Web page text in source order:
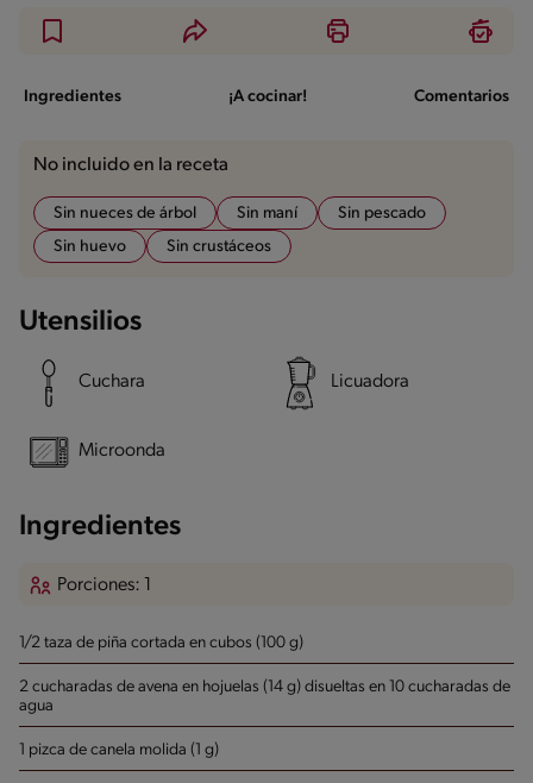
Ingredientes ¡A cocinar! Comentarios
No incluido en la receta
Sin nueces de árbol Sin maní
Sin pescado
Sin huevo
Sin crustáceos
Utensilios
Cuchara Licuadora
Microonda
Ingredientes
Porciones: 1
1/2 taza de piña cortada en cubos (100 g)
2 cucharadas de avena en hojuelas (14 g) disueltas en 10 cucharadas de
agua
1 pizca de canela molida (1 g)